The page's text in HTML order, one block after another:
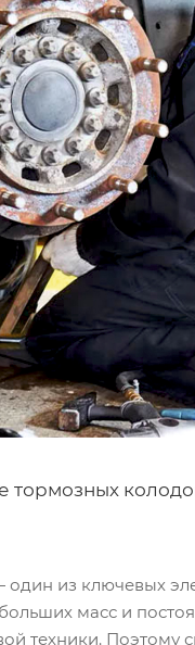
из ключевых
масс и
техники.